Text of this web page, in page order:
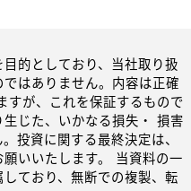
的としており、当社取り扱
はありません。内容は正確
すが、これを保証するもので
じた、いかなる損失・ 損害
投資に関する最終決定は、
いいたします。 当資料の一
ており、無断での複製、転